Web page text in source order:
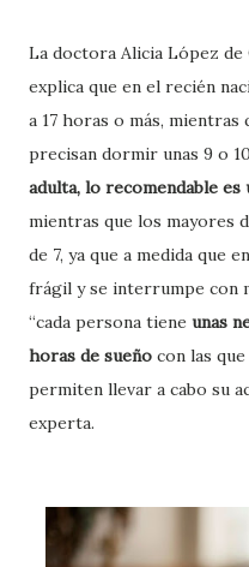
La doctora Alicia López de
explica que en el recién
a 17 horas o más,
precisan dormir unas 9 o
adulta, lo recomendable es
mientras que los mayores
de 7, ya que a medida que
frágil y se interrumpe con
“cada persona tiene unas
horas de sueño con las
permiten llevar a cabo su
experta.